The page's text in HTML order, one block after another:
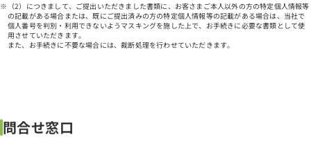
（2）につきまして、ご提出いただきました書類に、お客さまご本人以外の方の特定個人情報等
の記載がある場合または、既にご提出済みの方の特定個人情報等の記載がある場合は、当社で
個人番号を判別・利用できないようマスキングを施した上で、お手続きに必要な書類として使
用させていただきます。
また、お手続きに不要な場合には、裁断処理を行わせていただきます。
問合せ窓口